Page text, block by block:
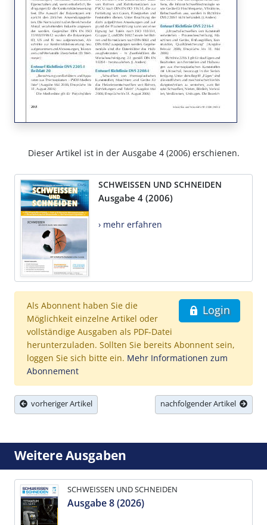
Dieser Artikel ist in der Ausgabe 4 (2006) erschienen.
SCHWEISSEN UND SCHNEIDEN
Ausgabe 4 (2006)
› mehr erfahren
Login
Als Abonnent haben Sie die
Möglichkeit einzelne Artikel oder
vollständige Ausgaben als PDF-Datei
herunterzuladen. Sollten Sie bereits Abonnent sein,
loggen Sie sich bitte ein. Mehr Informationen zum
Abonnement
vorheriger Artikel nachfolgender Artikel
Weitere Ausgaben
SCHWEISSEN UND SCHNEIDEN
Ausgabe 8 (2026)